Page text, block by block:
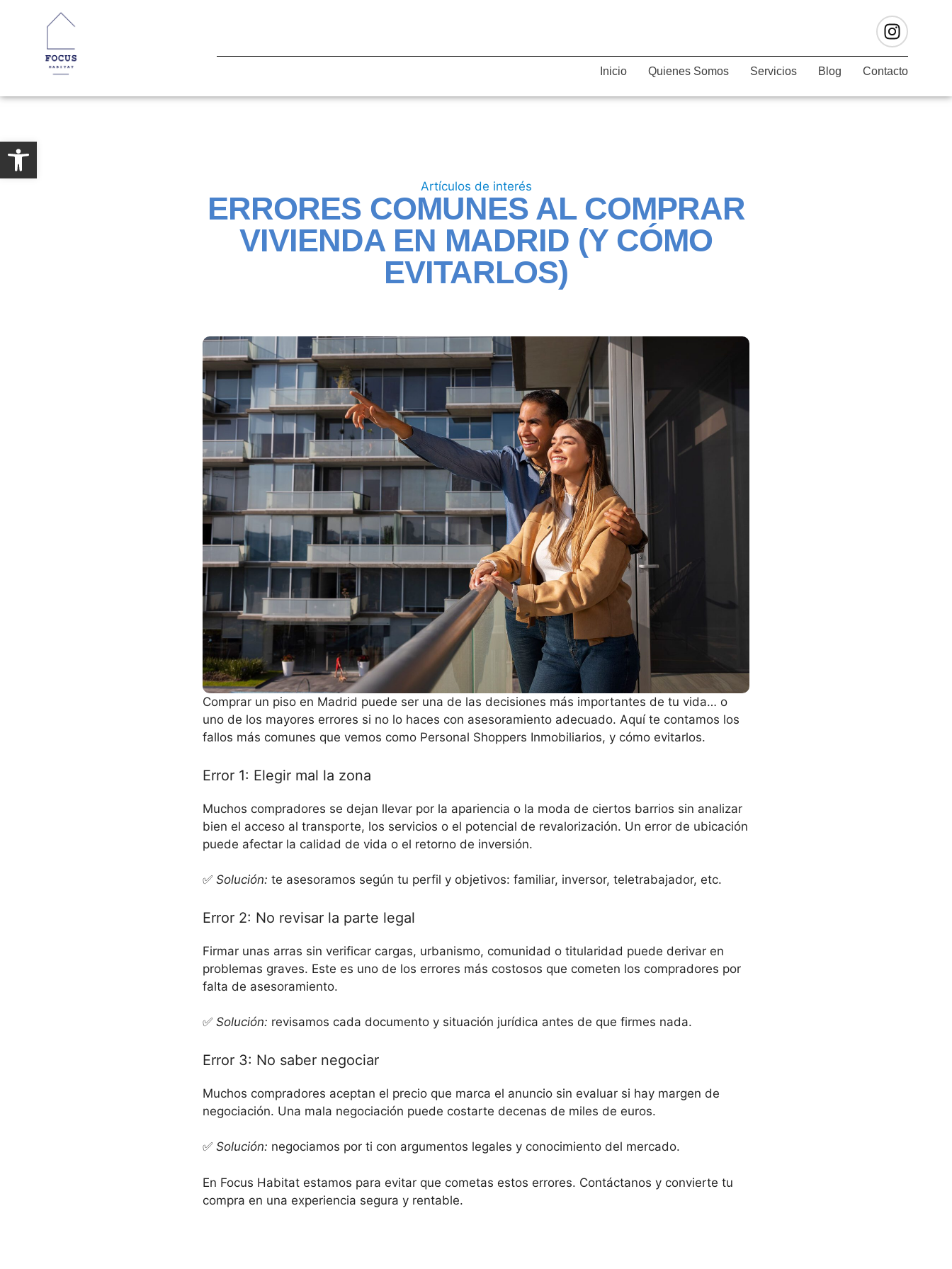
Open toolbar
Inicio Quienes Somos Servicios Blog Contacto
Artículos de interés
ERRORES COMUNES AL COMPRAR
VIVIENDA EN MADRID (Y CÓMO
EVITARLOS)
Comprar un piso en Madrid puede ser una de las decisiones más importantes de tu vida… o
uno de los mayores errores si no lo haces con asesoramiento adecuado. Aquí te contamos los
fallos más comunes que vemos como Personal Shoppers Inmobiliarios, y cómo evitarlos.
Error 1: Elegir mal la zona
Muchos compradores se dejan llevar por la apariencia o la moda de ciertos barrios sin analizar
bien el acceso al transporte, los servicios o el potencial de revalorización. Un error de ubicación
puede afectar la calidad de vida o el retorno de inversión.
✅ Solución: te asesoramos según tu perfil y objetivos: familiar, inversor, teletrabajador, etc.
Error 2: No revisar la parte legal
Firmar unas arras sin verificar cargas, urbanismo, comunidad o titularidad puede derivar en
problemas graves. Este es uno de los errores más costosos que cometen los compradores por
falta de asesoramiento.
✅ Solución: revisamos cada documento y situación jurídica antes de que firmes nada.
Error 3: No saber negociar
Muchos compradores aceptan el precio que marca el anuncio sin evaluar si hay margen de
negociación. Una mala negociación puede costarte decenas de miles de euros.
✅ Solución: negociamos por ti con argumentos legales y conocimiento del mercado.
En Focus Habitat estamos para evitar que cometas estos errores. Contáctanos y convierte tu
compra en una experiencia segura y rentable.